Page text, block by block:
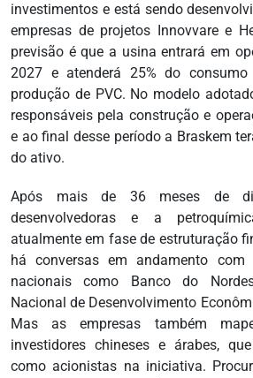
investimentos e está sendo
empresas de projetos Innovvare e
previsão é que a usina entrará em
2027 e atenderá 25% do
produção de PVC. No modelo
responsáveis pela construção e
e ao final desse período a Braskem
do ativo.
Após mais de 36 meses de
desenvolvedoras e a
atualmente em fase de estruturação
há conversas em andamento
nacionais como Banco do
Nacional de Desenvolvimento
Mas as empresas também
investidores chineses e árabes,
como acionistas na iniciativa.